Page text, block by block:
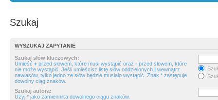
Szukaj
WYSZUKAJ ZAPYTANIE
Szukaj słów kluczowych:
Umieść + przed słowem, które musi wystąpić oraz - przed słowem, które
nie może wystąpić. Jeśli umieścisz listę słów oddzielonych | wewnątrz
nawiasów, tylko jedno ze słów będzie musiało wystąpić. Znak * zastępuje
dowolny ciąg znaków.
Szukaj autora:
Użyj * jako zamiennika dowolnego ciągu znaków.